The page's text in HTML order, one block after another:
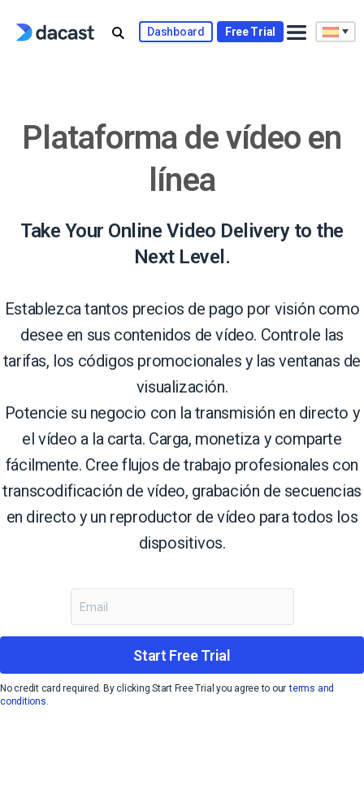
Dashboard Free Trial
Plataforma de vídeo en
línea
Take Your Online Video Delivery to the
Next Level.
Establezca tantos precios de pago por visión como
desee en sus contenidos de vídeo. Controle las
tarifas, los códigos promocionales y las ventanas de
visualización.
Potencie su negocio con la transmisión en directo y
el vídeo a la carta. Carga, monetiza y comparte
fácilmente. Cree flujos de trabajo profesionales con
transcodificación de vídeo, grabación de secuencias
en directo y un reproductor de vídeo para todos los
dispositivos.
Start Free Trial
No credit card required. By clicking Start Free Trial you agree to our terms and
conditions.